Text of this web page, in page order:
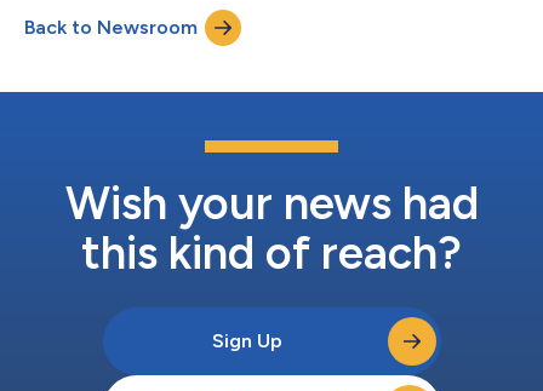
Back to Newsroom
Wish your news had
this kind of reach?
Sign Up